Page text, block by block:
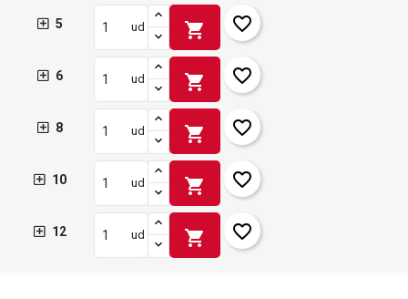
add_circle_outline
Crear nueva lista
Crear lista de deseos
Cancelar
5 ud shopping_cart favorite_border
6 ud shopping_cart favorite_border
8 ud shopping_cart favorite_border
10 ud shopping_cart favorite_border
12 ud shopping_cart favorite_border